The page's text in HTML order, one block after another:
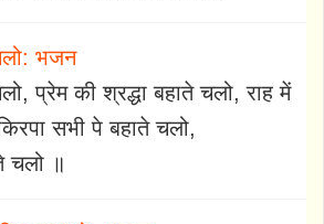
भजन
प्रेम की श्रद्धा बहाते चलो, राह में
सभी पे बहाते चलो,
चलो ॥